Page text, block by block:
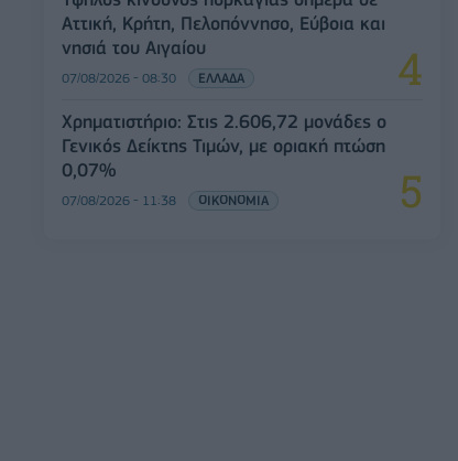
Αττική, Κρήτη, Πελοπόννησο, Εύβοια και
νησιά του Αιγαίου
07/08/2026 - 08:30 ΕΛΛΑΔΑ
Χρηματιστήριο: Στις 2.606,72 μονάδες ο
Γενικός Δείκτης Τιμών, με οριακή πτώση
0,07%
07/08/2026 - 11:38 ΟΙΚΟΝΟΜΙΑ